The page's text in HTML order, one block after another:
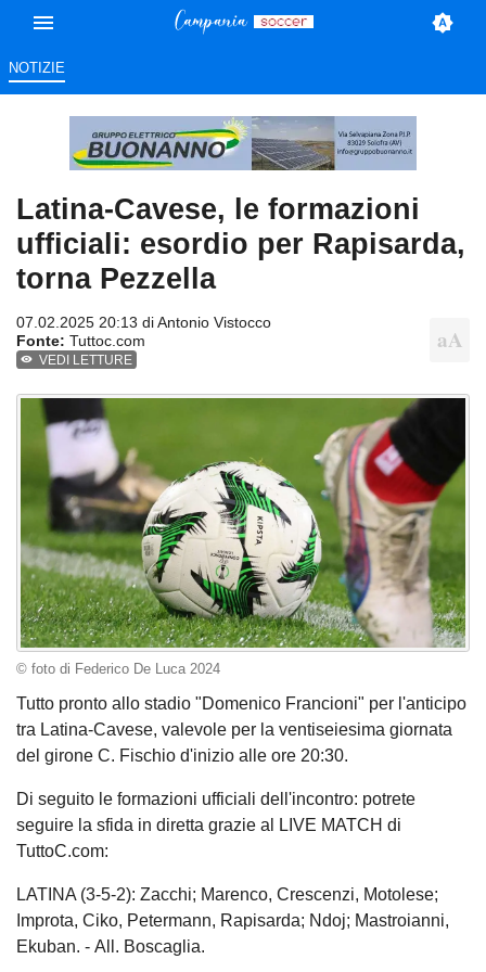
NOTIZIE
Latina-Cavese, le formazioni
ufficiali: esordio per Rapisarda,
torna Pezzella
07.02.2025 20:13 diAntonio Vistocco
Fonte: Tuttoc.com
VEDI LETTURE
© foto di Federico De Luca 2024
Tutto pronto allo stadio "Domenico Francioni" per l'anticipo
tra Latina-Cavese, valevole per la ventiseiesima giornata
del girone C. Fischio d'inizio alle ore 20:30.
Di seguito le formazioni ufficiali dell'incontro: potrete
seguire la sfida in diretta grazie al LIVE MATCH di
TuttoC.com:
LATINA (3-5-2): Zacchi; Marenco, Crescenzi, Motolese;
Improta, Ciko, Petermann, Rapisarda; Ndoj; Mastroianni,
Ekuban. - All. Boscaglia.